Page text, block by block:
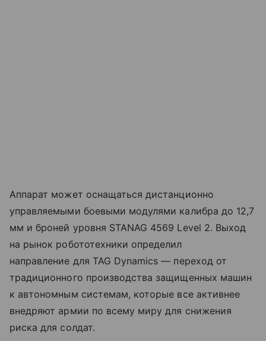
Аппарат может оснащаться дистанционно
управляемыми боевыми модулями калибра до 12,7
мм и броней уровня STANAG 4569 Level 2. Выход
на рынок робототехники определил
направление для TAG Dynamics — переход от
традиционного производства защищенных машин
к автономным системам, которые все активнее
внедряют армии по всему миру для снижения
риска для солдат.